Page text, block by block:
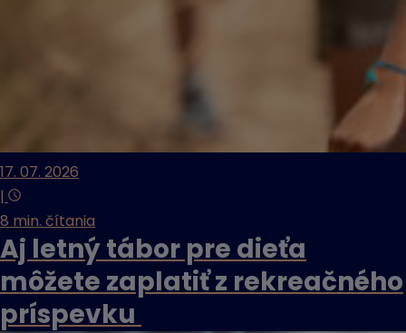
17. 07. 2026
|
8 min. čítania
Aj letný tábor pre dieťa
môžete zaplatiť z rekreačného
príspevku